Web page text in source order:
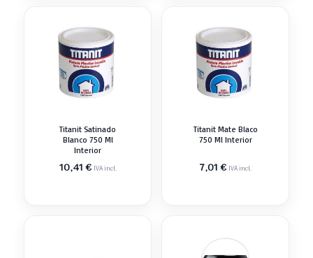
Titanit Satinado
Blanco 750 Ml
Interior
10,41€ IVA incl.
Titanit Mate Blaco
750 Ml Interior
7,01€ IVA incl.